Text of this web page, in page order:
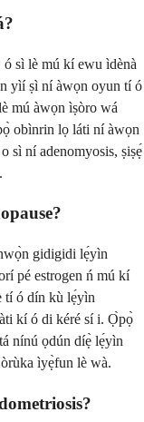
sì lè mú kí ewu ìdènà
yìí ṣì ní àwọn oyun tí ó
mú àwọn ìṣòro wá
obìnrin lọ láti ní àwọn
sì ní adenomyosis, ṣiṣẹ́
gidigidi lẹ́yìn
pé estrogen ń mú kí
tí ó dín kù lẹ́yìn
kí ó di kéré sí i. Ọ̀pọ̀
nínú ọdún díẹ̀ lẹ́yìn
ìyẹ̀fun lè wà.